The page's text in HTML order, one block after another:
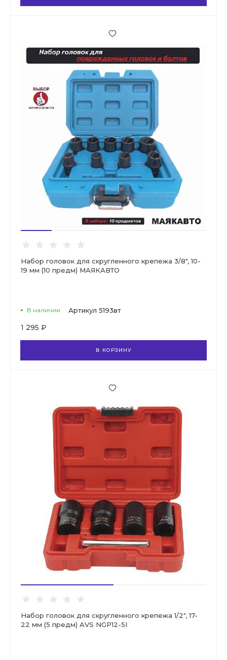
Набор головок для скругленного крепежа 3/8", 10-
19 мм (10 предм) МАЯКАВТО
В наличии Артикул 5193вт
1 295 ₽
В КОРЗИНУ
Набор головок для скругленного крепежа 1/2", 17-
22 мм (5 предм) AVS NGP12-5I